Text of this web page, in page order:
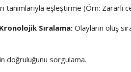
tanımlarıyla eşleştirme (Örn: Zararlı
Sıralama:Olayların oluş
doğruluğunu sorgulama.